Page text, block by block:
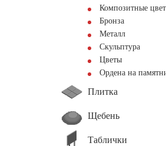
Композитные
Бронза
Металл
Скульптура
Цветы
Ордена на
Плитка
Щебень
Таблички